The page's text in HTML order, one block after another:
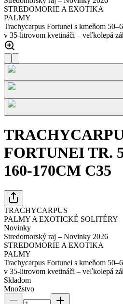
STREDOMORIE A EXOTIKA
PALMY
Trachycarpus Fortunei s kmeňom
v 35-litrovom kvetináči – veľkolepá
FORTUNEI TR.
160-170CM C35
TRACHYCARPUS
PALMY A EXOTICKÉ SOLITÉRY
Novinky
Stredomorský raj – Novinky 2026
STREDOMORIE A EXOTIKA
PALMY
Trachycarpus Fortunei s kmeňom
v 35-litrovom kvetináči – veľkolepá
Skladom
Množstvo